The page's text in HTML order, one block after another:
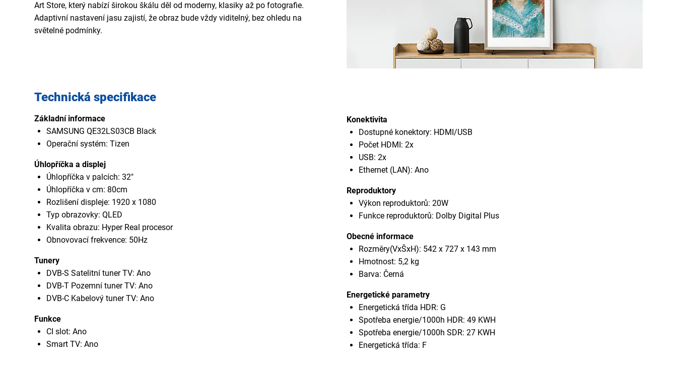
Art Store, který nabízí širokou škálu děl od moderny, klasiky až po fotografie.
Adaptivní nastavení jasu zajistí, že obraz bude vždy viditelný, bez ohledu na
světelné podmínky.
Technická specifikace
Základní informace
SAMSUNG QE32LS03CB Black
Operační systém: Tizen
Úhlopříčka a displej
Úhlopříčka v palcích: 32"
Úhlopříčka v cm: 80cm
Rozlišení displeje: 1920 x 1080
Typ obrazovky: QLED
Kvalita obrazu: Hyper Real procesor
Obnovovací frekvence: 50Hz
Tunery
DVB-S Satelitní tuner TV: Ano
DVB-T Pozemní tuner TV: Ano
DVB-C Kabelový tuner TV: Ano
Funkce
CI slot: Ano
Smart TV: Ano
Konektivita
Dostupné konektory: HDMI/USB
Počet HDMI: 2x
USB: 2x
Ethernet (LAN): Ano
Reproduktory
Výkon reproduktorů: 20W
Funkce reproduktorů: Dolby Digital Plus
Obecné informace
Rozměry(VxŠxH): 542 x 727 x 143 mm
Hmotnost: 5,2 kg
Barva: Černá
Energetické parametry
Energetická třída HDR: G
Spotřeba energie/1000h HDR: 49 KWH
Spotřeba energie/1000h SDR: 27 KWH
Energetická třída: F